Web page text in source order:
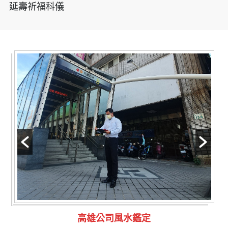
延壽祈福科儀
林氏福主量子生基造命